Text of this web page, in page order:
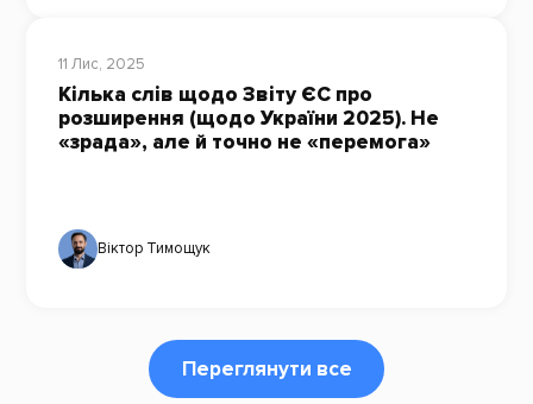
11 Лис, 2025
Кілька слів щодо Звіту ЄС про
розширення (щодо України 2025). Не
«зрада», але й точно не «перемога»
Віктор Тимощук
Переглянути все